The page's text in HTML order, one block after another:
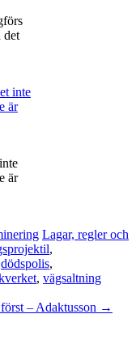
det
är
Lagar, regler och
,
dödspolis,
, vägsaltning
– Adaktusson →